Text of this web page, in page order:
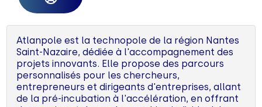
Atlanpole est la technopole de la région Nantes
Saint-Nazaire, dédiée à l'accompagnement des
projets innovants. Elle propose des parcours
personnalisés pour les chercheurs,
entrepreneurs et dirigeants d'entreprises, allant
de la pré-incubation à l'accélération, en offrant